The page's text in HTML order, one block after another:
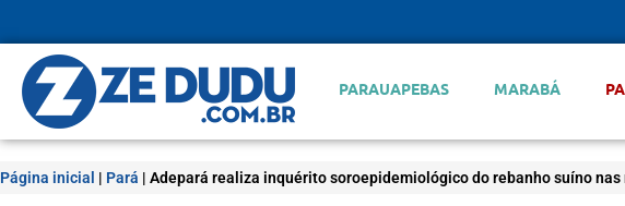
PARAUAPEBAS MARABÁ
Página inicial | Pará | Adepará realiza inquérito soroepidemiológico do rebanho suíno